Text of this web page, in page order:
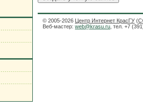
© 2005-2026 Центр Интернет КрасГУ (
Веб-мастер: web@krasu.ru , тел. +7